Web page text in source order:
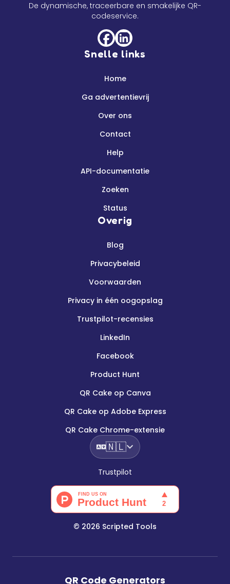
De dynamische, traceerbare en smakelijke QR-
codeservice.
Snelle links
Home
Ga advertentievrij
Over ons
Contact
Help
API-documentatie
Zoeken
Status
Overig
Blog
Privacybeleid
Voorwaarden
Privacy in één oogopslag
Trustpilot-recensies
LinkedIn
Facebook
Product Hunt
QR Cake op Canva
QR Cake op Adobe Express
QR Cake Chrome-extensie
🇳🇱
Trustpilot
© 2026 Scripted Tools
QR Code Generators